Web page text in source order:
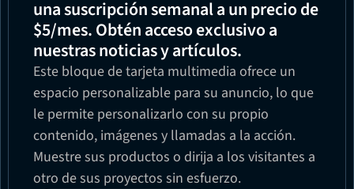
una suscripción semanal a un precio de
$5/mes. Obtén acceso exclusivo a
nuestras noticias y artículos.
Este bloque de tarjeta multimedia ofrece un
espacio personalizable para su anuncio, lo que
le permite personalizarlo con su propio
contenido, imágenes y llamadas a la acción.
Muestre sus productos o dirija a los visitantes a
otro de sus proyectos sin esfuerzo.